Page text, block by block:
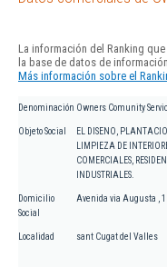
La información del Ranking
la base de datos de
Más información sobre el
Denominación Owners Comunity
Objeto Social
EL DISENO,
LIMPIEZA DE
COMERCIALES,
INDUSTRIALES.
Domicilio
Social
Avenida via Augusta , 15
Localidad sant Cugat del Valles